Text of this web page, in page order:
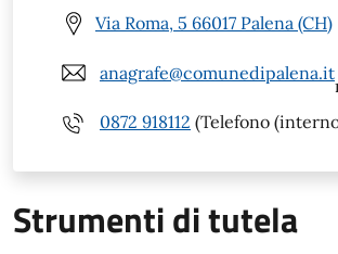
Via Roma, 5 66017 Palena (CH)
anagrafe@comunedipalena.it
0872 918112 (Telefono
Strumenti di tutela